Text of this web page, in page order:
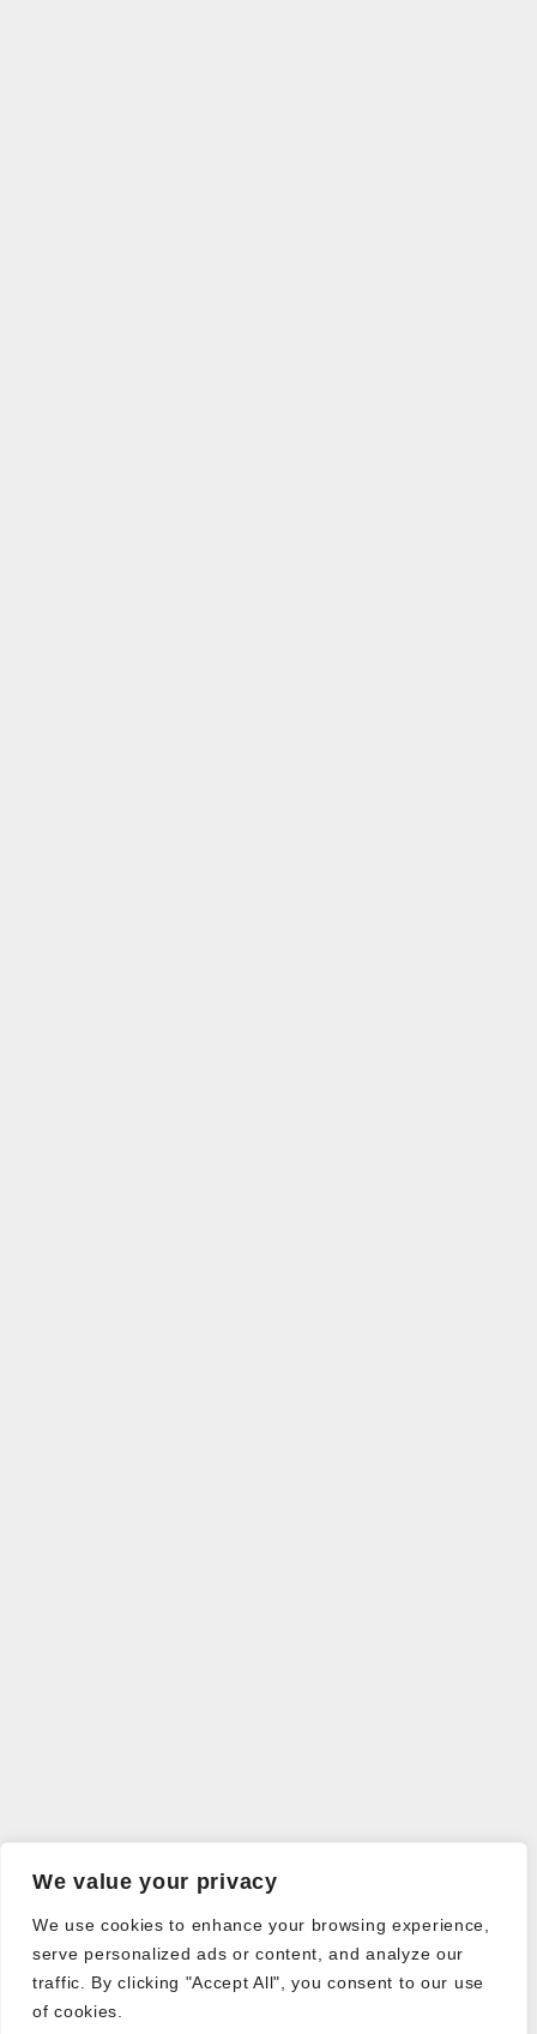
We value your privacy
We use cookies to enhance your browsing experience,
serve personalized ads or content, and analyze our
traffic. By clicking "Accept All", you consent to our use
of cookies.